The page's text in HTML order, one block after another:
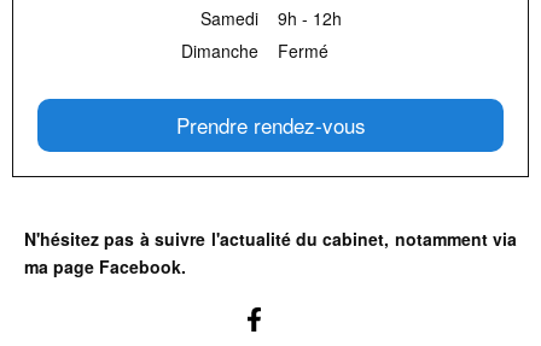
Samedi
9h - 12h
Dimanche
Fermé
Prendre rendez-vous
N'hésitez pas à suivre l'actualité du cabinet, notamment via
ma page Facebook.